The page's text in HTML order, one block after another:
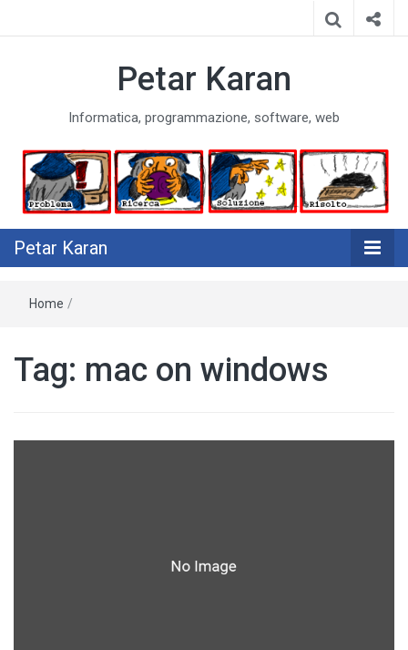
Petar Karan
Informatica, programmazione, software, web
Petar Karan
Home /
Tag: mac on windows